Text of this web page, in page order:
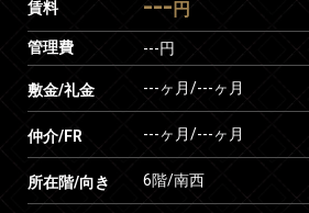
賃料 --- 円
管理費 ---円
敷金/礼金 ---ヶ月/---ヶ月
仲介/FR ---ヶ月/---ヶ月
所在階/向き 6階/南西